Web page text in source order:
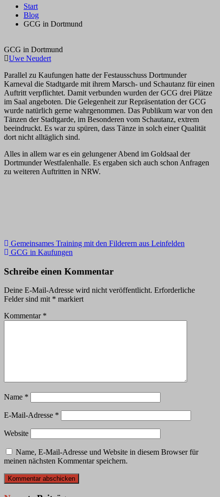
Start
Blog
GCG in Dortmund
GCG in Dortmund
Uwe Neudert
Parallel zu Kaufungen hatte der Festausschuss Dortmunder
Karneval die Stadtgarde mit ihrem Marsch- und Schautanz für einen
Auftritt verpflichtet. Damit verbunden wurden der GCG drei Plätze
im Saal angeboten. Die Gelegenheit zur Repräsentation der GCG
wurde natürlich gerne wahrgenommen. Das Publikum war von den
Tänzen der Stadtgarde, im Besonderen vom Schautanz, extrem
beeindruckt. Es war zu spüren, dass Tänze in solch einer Qualität
dort nicht alltäglich sind.
Alles in allem war es ein gelungener Abend im Goldsaal der
Dortmunder Westfalenhalle. Es ergaben sich auch schon Anfragen
zu weiteren Auftritten in NRW.
Beitragsnavigation
Gemeinsames Training mit den Filderern aus Leinfelden
GCG in Kaufungen
Schreibe einen Kommentar
Deine E-Mail-Adresse wird nicht veröffentlicht. Erforderliche
Felder sind mit * markiert
Kommentar *
Name *
E-Mail-Adresse *
Website
Name, E-Mail-Adresse und Website in diesem Browser für
meinen nächsten Kommentar speichern.